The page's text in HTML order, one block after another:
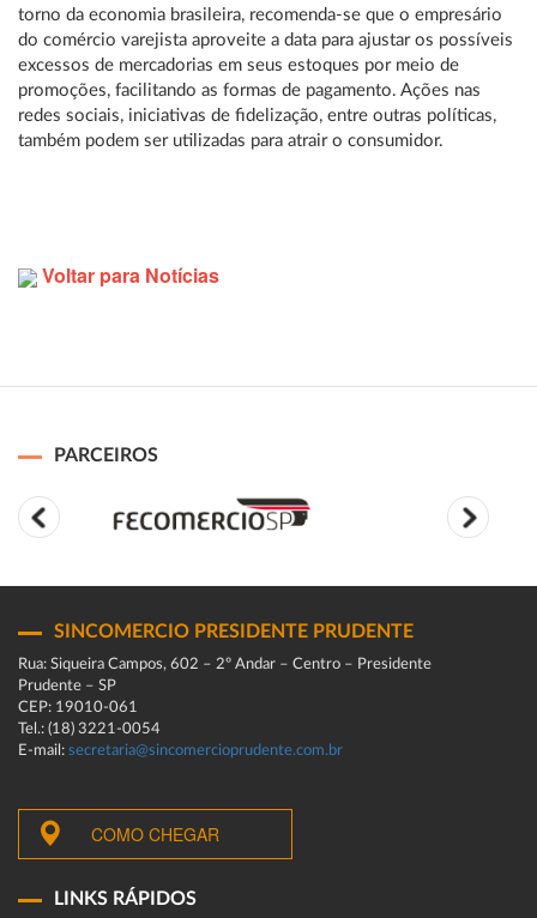
torno da economia brasileira, recomenda-se que o empresário
do comércio varejista aproveite a data para ajustar os possíveis
excessos de mercadorias em seus estoques por meio de
promoções, facilitando as formas de pagamento. Ações nas
redes sociais, iniciativas de fidelização, entre outras políticas,
também podem ser utilizadas para atrair o consumidor.
Voltar para Notícias
PARCEIROS
SINCOMERCIO PRESIDENTE PRUDENTE
Rua: Siqueira Campos, 602 – 2º Andar – Centro – Presidente
Prudente – SP
CEP: 19010-061
Tel.: (18) 3221-0054
E-mail: secretaria@sincomercioprudente.com.br
COMO CHEGAR
LINKS RÁPIDOS